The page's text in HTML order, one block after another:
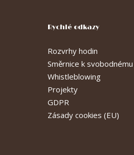
Rychlé odkazy
Rozvrhy hodin
Směrnice k
Whistleblowing
Projekty
GDPR
Zásady cookies (EU)